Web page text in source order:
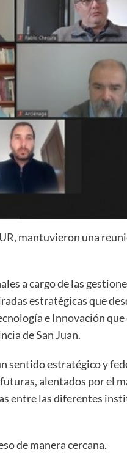
mantuvieron una
a cargo de las
estratégicas que
e Innovación que
de San Juan.
sentido estratégico y
alentados por el
entre las diferentes
de manera cercana.